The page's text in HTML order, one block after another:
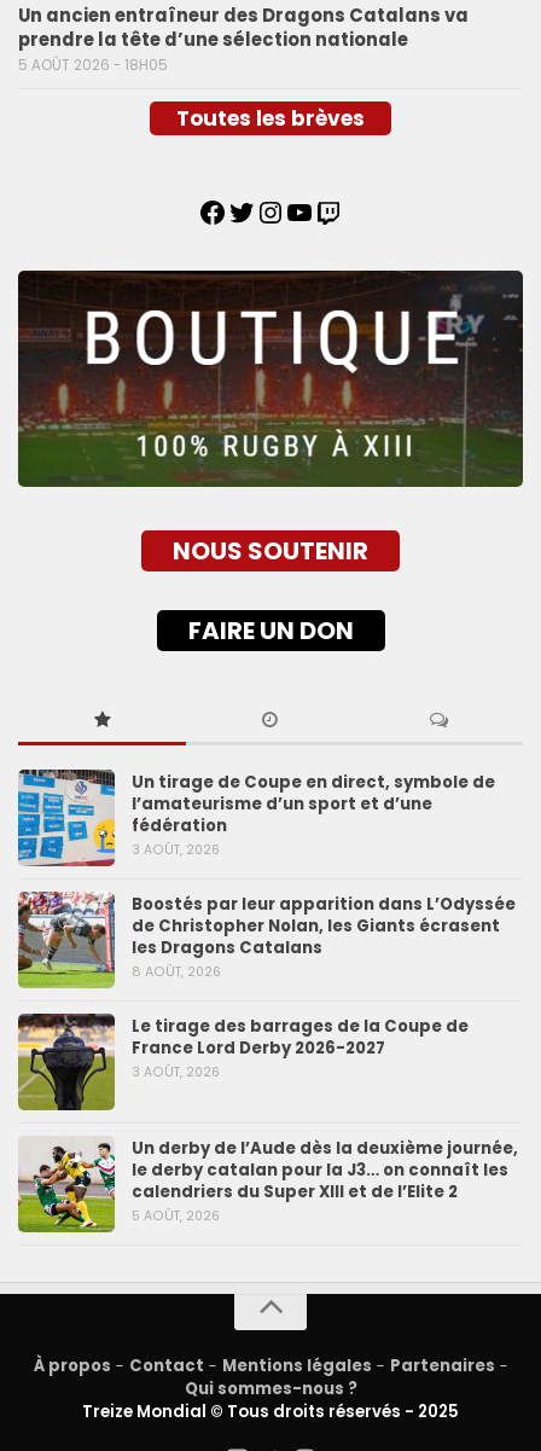
Un ancien entraîneur des Dragons Catalans va
prendre la tête d’une sélection nationale
5 AOÛT 2026 - 18H05
Toutes les brèves
NOUS SOUTENIR
FAIRE UN DON
Un tirage de Coupe en direct, symbole de
l’amateurisme d’un sport et d’une
fédération
3 AOÛT, 2026
Boostés par leur apparition dans L’Odyssée
de Christopher Nolan, les Giants écrasent
les Dragons Catalans
8 AOÛT, 2026
Le tirage des barrages de la Coupe de
France Lord Derby 2026-2027
3 AOÛT, 2026
Un derby de l’Aude dès la deuxième journée,
le derby catalan pour la J3… on connaît les
calendriers du Super XIII et de l’Elite 2
5 AOÛT, 2026
À propos - Contact - Mentions légales - Partenaires -
Qui sommes-nous ?
Treize Mondial © Tous droits réservés - 2025